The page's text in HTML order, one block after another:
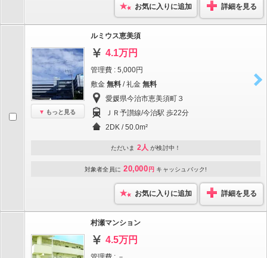
お気に入りに追加 詳細を見る
もっと見る
ルミウス恵美須
4.1万円
管理費 : 5,000円
敷金 無料 / 礼金 無料
愛媛県今治市恵美須町３
ＪＲ予讃線/今治駅 歩22分
2DK / 50.0m²
ただいま 2人 が検討中！
対象者全員に 20,000 円 キャッシュバック!
お気に入りに追加 詳細を見る
村瀬マンション
4.5万円